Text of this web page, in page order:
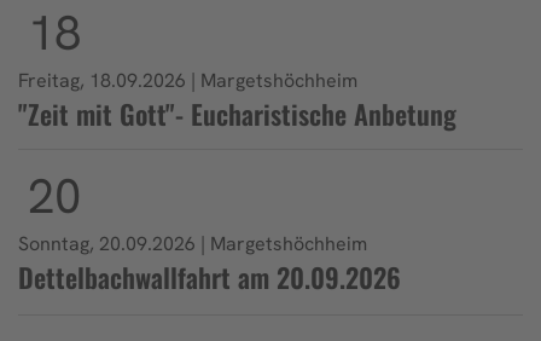
18
Freitag, 18.09.2026 | Margetshöchheim
"Zeit mit Gott"- Eucharistische Anbetung
20
Sonntag, 20.09.2026 | Margetshöchheim
Dettelbachwallfahrt am 20.09.2026